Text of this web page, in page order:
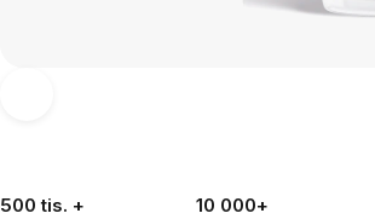
500 tis. +
10 000+